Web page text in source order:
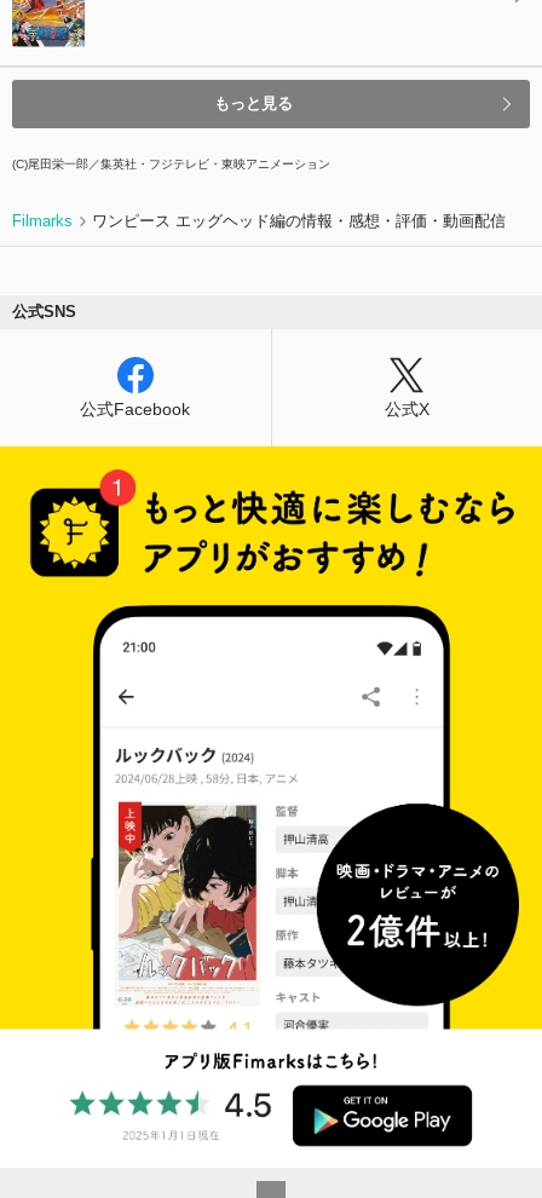
もっと見る
(C)尾田栄一郎／集英社・フジテレビ・東映アニメーション
Filmarks ワンピース エッグヘッド編の情報・感想・評価・動画配信
公式SNS
公式Facebook 公式X